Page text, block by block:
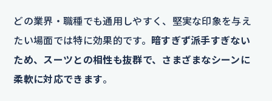
どの業界・職種でも通用しやすく、堅実な印象を与え
たい場面では特に効果的です。
暗すぎず派手すぎない
ため、スーツとの相性も抜群で、さまざまなシーンに
柔軟に対応できます。